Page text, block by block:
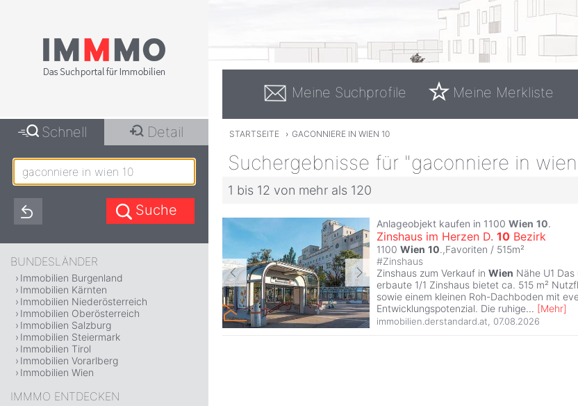
Meine Suchprofile Meine Merkliste
STARTSEITE › GACONNIERE IN WIEN 10
Suchergebnisse für "gaconniere in wien
1 bis 12 von mehr als 120
Anlageobjekt kaufen in 1100 Wien 10.
Zinshaus im Herzen D. 10 Bezirk
1100 Wien 10.,Favoriten / 515m²
#Zinshaus
Zinshaus zum Verkauf in Wien Nähe U1
erbaute 1/1 Zinshaus bietet ca. 515 m²
sowie einem kleinen Roh-Dachboden mit
Entwicklungspotenzial. Die ruhige... [Mehr]
immobilien.derstandard.at 07.08.2026
Schnell Detail
BUNDESLÄNDER
Immobilien Burgenland
Immobilien Kärnten
Immobilien Niederösterreich
Immobilien Oberösterreich
Immobilien Salzburg
Immobilien Steiermark
Immobilien Tirol
Immobilien Vorarlberg
Immobilien Wien
IMMMO ENTDECKEN